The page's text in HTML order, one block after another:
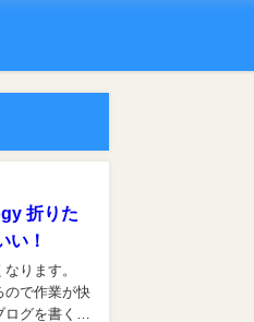
折りた
い！
ります。
ので作業が快
グを書く時